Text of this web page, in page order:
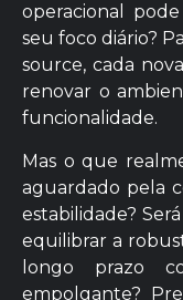
operacional
seu foco diário?
source, cada
renovar o
funcionalidade.
Mas o que
aguardado pela
estabilidade?
equilibrar a
longo prazo
empolgante?